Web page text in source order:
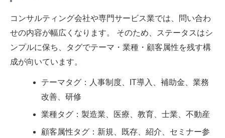
コンサルティング会社や専門サービス業では、問い合わ
せの内容が幅広くなります。 そのため、ステータスはシ
ンプルに保ち、タグでテーマ・業種・顧客属性を残す構
成が向いています。
テーマタグ：人事制度、IT導入、補助金、業務
改善、研修
業種タグ：製造業、医療、教育、士業、不動産
顧客属性タグ：新規、既存、紹介、セミナー参